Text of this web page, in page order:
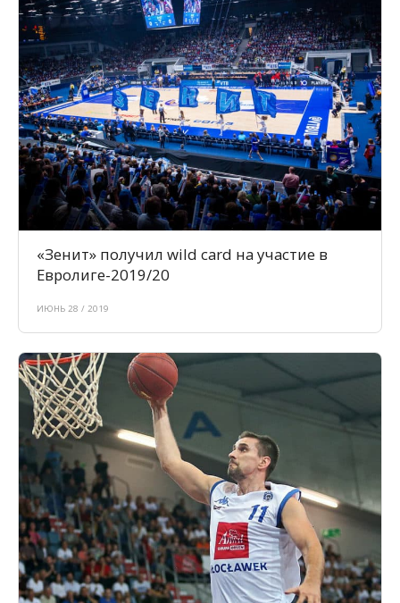
«Зенит» получил wild card на участие в
Евролиге-2019/20
ИЮНЬ 28 / 2019